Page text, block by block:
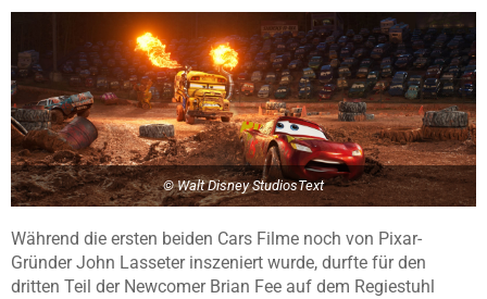
© Walt Disney StudiosText
Während die ersten beiden Cars Filme noch von Pixar-
Gründer John Lasseter inszeniert wurde, durfte für den
dritten Teil der Newcomer Brian Fee auf dem Regiestuhl